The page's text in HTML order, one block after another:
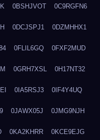
0BSHJVOT 0C9RGFN6
0DCJSPJ1 0DZMHHX1
0FLIL6GQ 0FXF2MUD
0GRH7XSL 0H17NT32
0IA5RSJ3 0IF4Y4UQ
0JAWX05J 0JMG9NJH
0KA2KHRR 0KCE9EJG